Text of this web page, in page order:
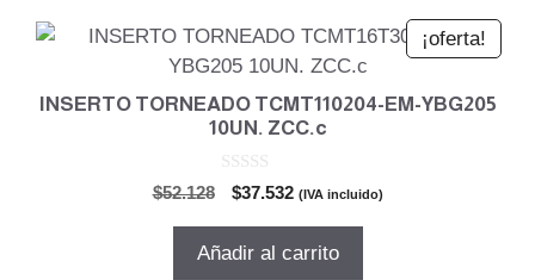
¡oferta!
INSERTO TORNEADO TCMT110204-EM-YBG205
10UN. ZCC.c
$52.128
El
original
$37.532El
actual
(IVA incluido)
Añadir al carrito